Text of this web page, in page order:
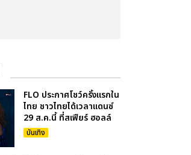
FLO ประกาศโชว์ครั้งแรกใน
ไทย ชาวไทยได้เวลาแดนซ์
29 ส.ค.นี้ ที่สเฟียร์ ฮอลล์
บันเทิง